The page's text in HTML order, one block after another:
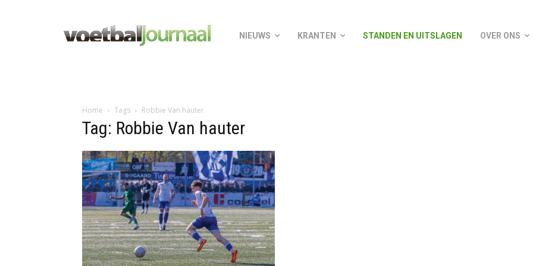
NIEUWS KRANTEN STANDEN EN UITSLAGEN OVER ONS
Home Tags Robbie Van hauter
Tag: Robbie Van hauter